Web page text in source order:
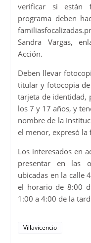
verificar si están
programa deben
Sandra Vargas,
Acción.
Deben llevar
titular y fotocopia
tarjeta de identidad,
los 7 y 17 años, y
nombre de la
el menor, expresó la
Los interesados en
presentar en las
ubicadas en la calle
el horario de 8:00
1:00 a 4:00 de la
Villavicencio